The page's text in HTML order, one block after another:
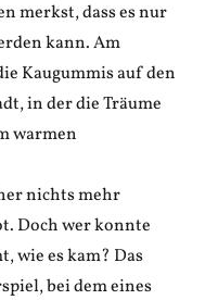
merkst, dass es nur
kann. Am
Kaugummis auf den
in der die Träume
warmen
nichts mehr
Doch wer konnte
wie es kam? Das
bei dem eines